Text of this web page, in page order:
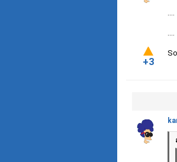
....
....
+3